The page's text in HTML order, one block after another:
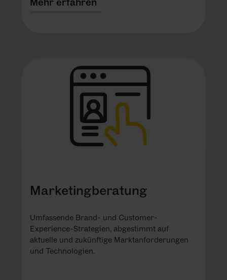
Marketingberatung
Umfassende Brand- und Customer-
Experience-Strategien, abgestimmt auf
aktuelle und zukünftige Marktanforderungen
und Technologien.